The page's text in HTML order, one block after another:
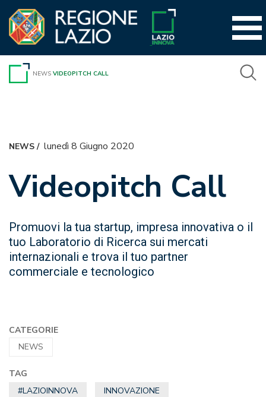
contenuto
NEWS VIDEOPITCH CALL
NEWS/ lunedì 8 Giugno 2020
Videopitch Call
Promuovi la tua startup, impresa innovativa o il
tuo Laboratorio di Ricerca sui mercati
internazionali e trova il tuo partner
commerciale e tecnologico
CATEGORIE
NEWS
TAG
#LAZIOINNOVA
INNOVAZIONE